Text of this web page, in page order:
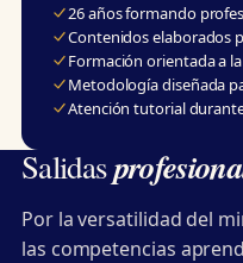
26 años formando
Contenidos elaborados
Formación orientada a
Metodología diseñada
Atención tutorial
Salidas
Por la versatilidad del
las competencias